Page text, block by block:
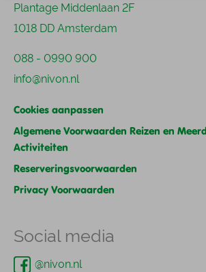
Plantage Middenlaan 2F
1018 DD Amsterdam
088 - 0990 900
info@nivon.nl
Cookies aanpassen
Algemene Voorwaarden Reizen en
Activiteiten
Reserveringsvoorwaarden
Privacy Voorwaarden
Social media
@nivon.nl